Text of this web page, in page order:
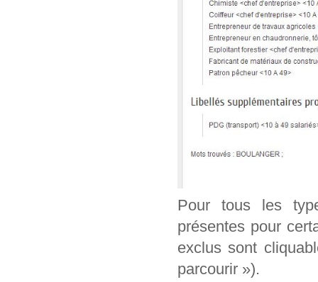
Pour tous les
présentes pour
exclus sont
parcourir »).